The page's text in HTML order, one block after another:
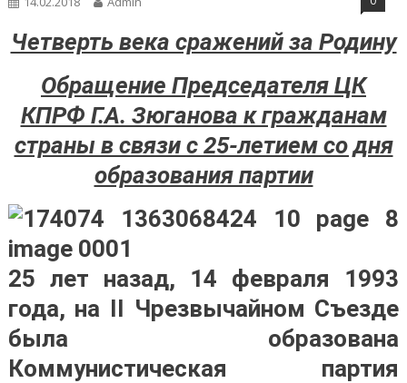
Четверть века сражений за Родину
Обращение Председателя ЦК
КПРФ Г.А. Зюганова к гражданам
страны в связи с 25-летием со дня
образования партии
25 лет назад, 14 февраля 1993
года, на II Чрезвычайном Съезде
была образована
Коммунистическая партия